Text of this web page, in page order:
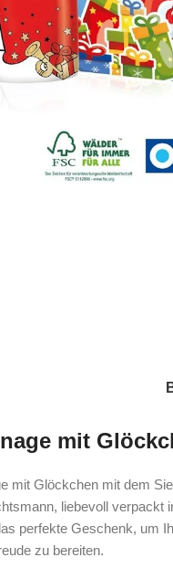
mit
mit Glöckchen mit dem
liebevoll verpackt
perfekte Geschenk, um
zu bereiten.